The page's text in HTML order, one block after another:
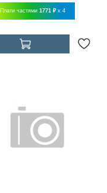
Плати частями 1771 ₽ x 4